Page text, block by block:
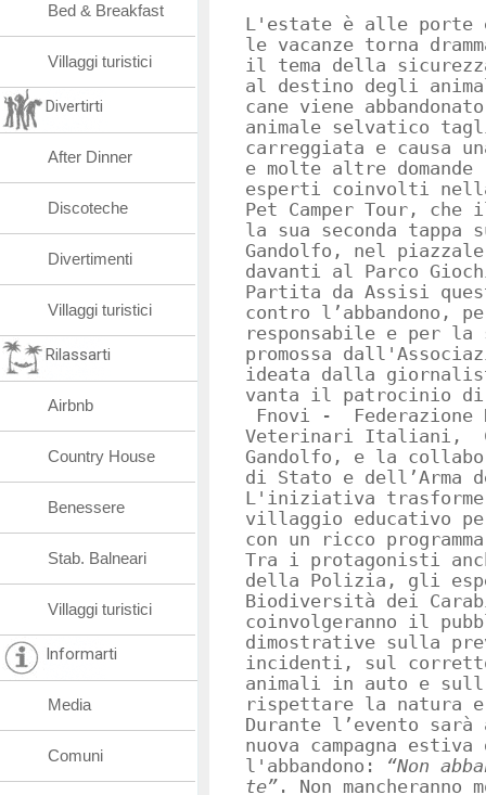
L'estate è alle porte
le vacanze torna
il tema della
al destino degli
cane viene
animale selvatico
carreggiata e causa
e molte altre
esperti coinvolti
Pet Camper Tour,
la sua seconda tappa
Gandolfo, nel
davanti al Parco
Partita da Assisi
contro l’abbandono,
responsabile e per la
promossa
ideata dalla
vanta il patrocinio di
Fnovi - Federazione
Veterinari Italiani,
Gandolfo, e la
di Stato e dell’Arma
L'iniziativa
villaggio educativo
con un ricco
Tra i protagonisti
della Polizia, gli
Biodiversità dei
coinvolgeranno il
dimostrative sulla
incidenti, sul
animali in auto e
rispettare la natura
Durante l’evento
nuova campagna
l'abbandono:
“Non
te” . Non mancheranno
Bed & Breakfast
Villaggi turistici
Divertirti
After Dinner
Discoteche
Divertimenti
Villaggi turistici
Rilassarti
Airbnb
Country House
Benessere
Stab. Balneari
Villaggi turistici
Informarti
Media
Comuni